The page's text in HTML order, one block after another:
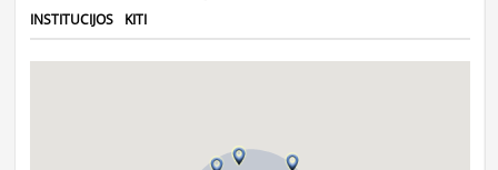
INSTITUCIJOS
KITI